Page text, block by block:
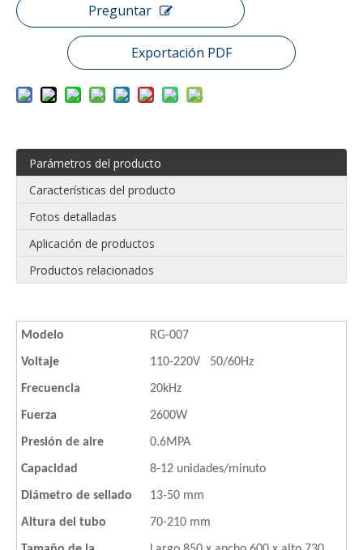
Preguntar
Exportación PDF
Parámetros del producto
Características del producto
Fotos detalladas
Aplicación de productos
Productos relacionados
Modelo RG-007
Voltaje 110-220V 50/60Hz
Frecuencia 20kHz
Fuerza 2600W
Presión de aire 0.6MPA
Capacidad 8-12 unidades/minuto
Diámetro de sellado 13-50 mm
Altura del tubo 70-210 mm